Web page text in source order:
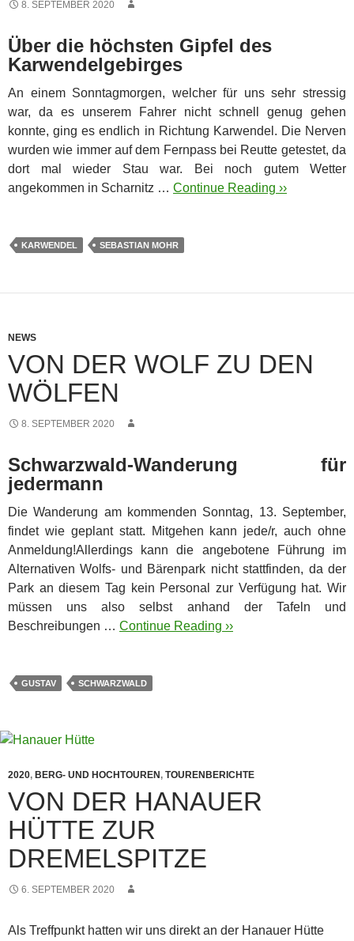
8. SEPTEMBER 2020
Über die höchsten Gipfel des
Karwendelgebirges
An einem Sonntagmorgen, welcher für uns sehr stressig
war, da es unserem Fahrer nicht schnell genug gehen
konnte, ging es endlich in Richtung Karwendel. Die Nerven
wurden wie immer auf dem Fernpass bei Reutte getestet, da
dort mal wieder Stau war.
Bei noch gutem Wetter
angekommen in Scharnitz … Continue Reading ››
KARWENDEL SEBASTIAN MOHR
NEWS
VON DER WOLF ZU DEN
WÖLFEN
8. SEPTEMBER 2020
Schwarzwald-Wanderung für
jedermann
Die Wanderung am kommenden Sonntag, 13. September,
findet wie geplant statt. Mitgehen kann jede/r, auch ohne
Anmeldung!Allerdings kann die angebotene Führung im
Alternativen Wolfs- und Bärenpark nicht stattfinden, da der
Park an diesem Tag kein Personal zur Verfügung hat. Wir
müssen uns also selbst anhand der Tafeln und
Beschreibungen … Continue Reading ››
GUSTAV SCHWARZWALD
2020, BERG- UND HOCHTOUREN, TOURENBERICHTE
VON DER HANAUER
HÜTTE ZUR
DREMELSPITZE
6. SEPTEMBER 2020
Als Treffpunkt hatten wir uns direkt an der Hanauer Hütte